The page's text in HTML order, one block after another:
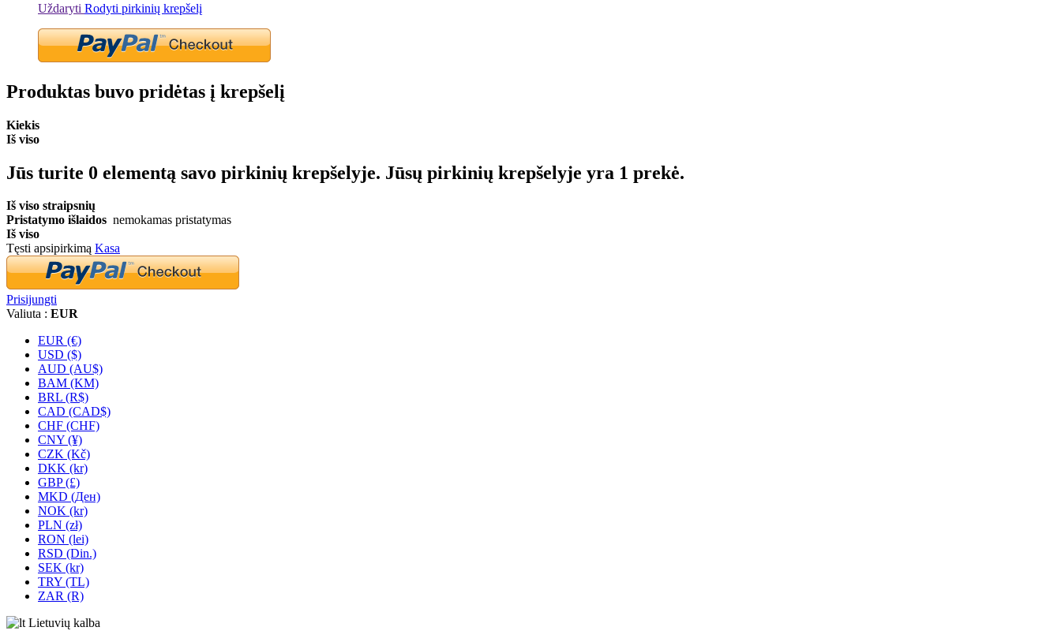
Uždaryti Rodyti pirkinių krepšelį
Produktas buvo pridėtas į krepšelį
Kiekis
Iš viso
Jūs turite 0 elementą savo pirkinių krepšelyje. Jūsų pirkinių krepšelyje yra 1 prekė.
Iš viso straipsnių
Pristatymo išlaidos nemokamas pristatymas
Iš viso
Tęsti apsipirkimą Kasa
Prisijungti
Valiuta : EUR
EUR (€)
USD ($)
AUD (AU$)
BAM (KM)
BRL (R$)
CAD (CAD$)
CHF (CHF)
CNY (¥)
CZK (Kč)
DKK (kr)
GBP (£)
MKD (Ден)
NOK (kr)
PLN (zł)
RON (lei)
RSD (Din.)
SEK (kr)
TRY (TL)
ZAR (R)
Lietuvių kalba